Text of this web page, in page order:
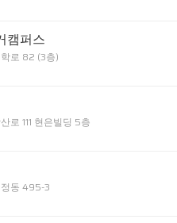
캠퍼스
로 82 (3층)
로 111 현은빌딩 5층
동 495-3